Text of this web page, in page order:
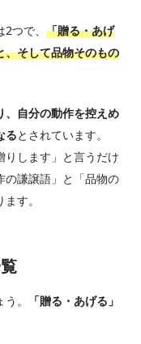
つで、 「贈る・あげ
、そして品物そのもの
、自分の動作を控えめ
るとされています。
りします」と言うだけ
の謙譲語」と「品物の
す。
。
「贈る・あげる」